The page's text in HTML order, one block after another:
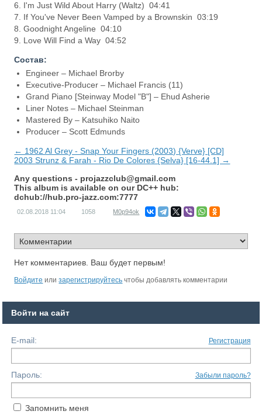
6. I'm Just Wild About Harry (Waltz) 04:41
7. If You've Never Been Vamped by a Brownskin 03:19
8. Goodnight Angeline 04:10
9. Love Will Find a Way 04:52
Состав:
Engineer – Michael Brorby
Executive-Producer – Michael Francis (11)
Grand Piano [Steinway Model "B"] – Ehud Asherie
Liner Notes – Michael Steinman
Mastered By – Katsuhiko Naito
Producer – Scott Edmunds
← 1962 Al Grey - Snap Your Fingers (2003) {Verve} [CD]
2003 Strunz & Farah - Rio De Colores {Selva} [16-44.1] →
Any questions - projazzclub@gmail.com
This album is available on our DC++ hub:
dchub://hub.pro-jazz.com:7777
02.08.2018 11:04 1058 M0p94ok
Нет комментариев. Ваш будет первым!
Войдите илизарегистрируйтесь чтобы добавлять комментарии
Войти на сайт
E-mail: Регистрация
Пароль: Забыли пароль?
Запомнить меня